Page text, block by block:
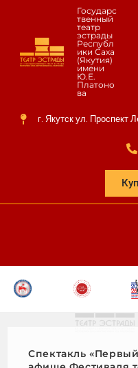
Государс
твенный
театр
эстрады
Республ
ики Саха
(Якутия)
имени
Ю.Е.
Платоно
ва
г. Якутск ул. Проспект
Спектакль